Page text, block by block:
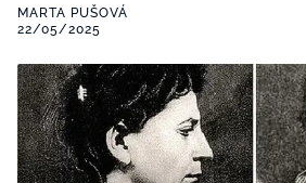
Seberozvoj
ZDRAVÍ
Životní styl
ZÁBAVA
Všechny kategorie
Testy a kvízy
BYDLENÍ
Všechny kategorie
MARTA PUŠOVÁ
22/05/2025